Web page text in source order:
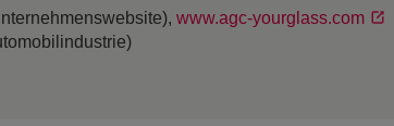
www.agc-yourglass.com